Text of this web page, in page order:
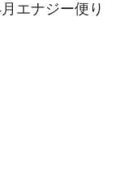
エナジー便り